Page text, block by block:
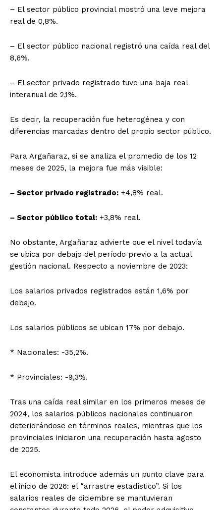
– El sector público provincial mostró una leve mejora
real de 0,8%.
– El sector público nacional registró una caída real del
8,6%.
– El sector privado registrado tuvo una baja real
interanual de 2,1%.
Es decir, la recuperación fue heterogénea y con
diferencias marcadas dentro del propio sector público.
Para Argañaraz, si se analiza el promedio de los 12
meses de 2025, la mejora fue más visible:
– Sector privado registrado: +4,8% real.
– Sector público total: +3,8% real.
No obstante, Argañaraz advierte que el nivel todavía
se ubica por debajo del período previo a la actual
gestión nacional. Respecto a noviembre de 2023:
Los salarios privados registrados están 1,6% por
debajo.
Los salarios públicos se ubican 17% por debajo.
* Nacionales: -35,2%.
* Provinciales: -9,3%.
Tras una caída real similar en los primeros meses de
2024, los salarios públicos nacionales continuaron
deteriorándose en términos reales, mientras que los
provinciales iniciaron una recuperación hasta agosto
de 2025.
El economista introduce además un punto clave para
el inicio de 2026: el “arrastre estadístico”. Si los
salarios reales de diciembre se mantuvieran